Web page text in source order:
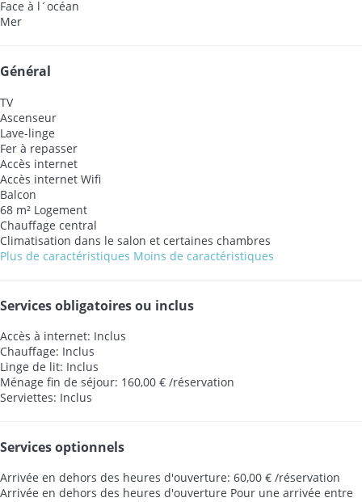
Face à l´océan
Mer
Général
TV
Ascenseur
Lave-linge
Fer à repasser
Accès internet
Accès internet Wifi
Balcon
68 m² Logement
Chauffage central
Climatisation dans le salon et certaines chambres
Plus de caractéristiques Moins de caractéristiques
Services obligatoires ou inclus
Accès à internet: Inclus
Chauffage: Inclus
Linge de lit: Inclus
Ménage fin de séjour: 160,00 € /réservation
Serviettes: Inclus
Services optionnels
Arrivée en dehors des heures d'ouverture: 60,00 € /réservation
Arrivée en dehors des heures d'ouverture Pour une arrivée entre